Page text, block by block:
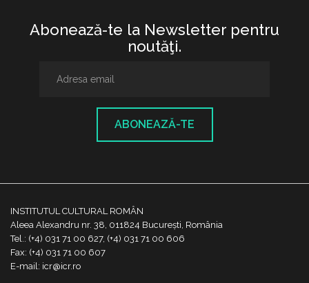
Abonează-te la Newsletter pentru
noutăţi.
ABONEAZĂ-TE
INSTITUTUL CULTURAL ROMÂN
Aleea Alexandru nr. 38, 011824 București, România
Tel.: (+4) 031 71 00 627, (+4) 031 71 00 606
Fax: (+4) 031 71 00 607
E-mail: icr@icr.ro